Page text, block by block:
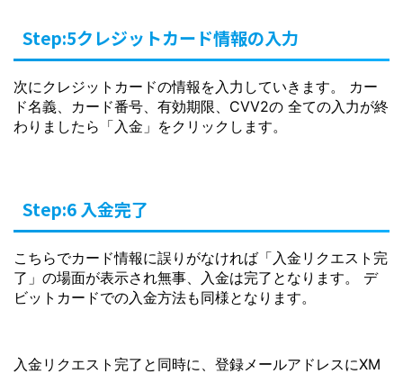
Step:5クレジットカード情報の入力
次にクレジットカードの情報を入力していきます。 カー
ド名義、カード番号、有効期限、CVV2の 全ての入力が終
わりましたら「入金」をクリックします。
Step:6 入金完了
こちらでカード情報に誤りがなければ「入金リクエスト完
了」の場面が表示され無事、入金は完了となります。 デ
ビットカードでの入金方法も同様となります。
入金リクエスト完了と同時に、登録メールアドレスにXM